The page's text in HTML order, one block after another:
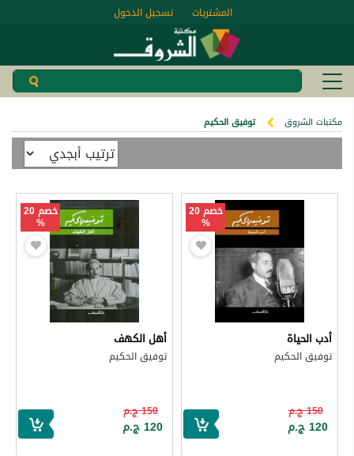
تسجيل الدخول المشتريات
مكتبات الشروق توفيق الحكيم
خصم 20
%
أدب الحياة
توفيق الحكيم
150 ج.م
120 ج.م
خصم 20
%
أهل الكهف
توفيق الحكيم
150 ج.م
120 ج.م